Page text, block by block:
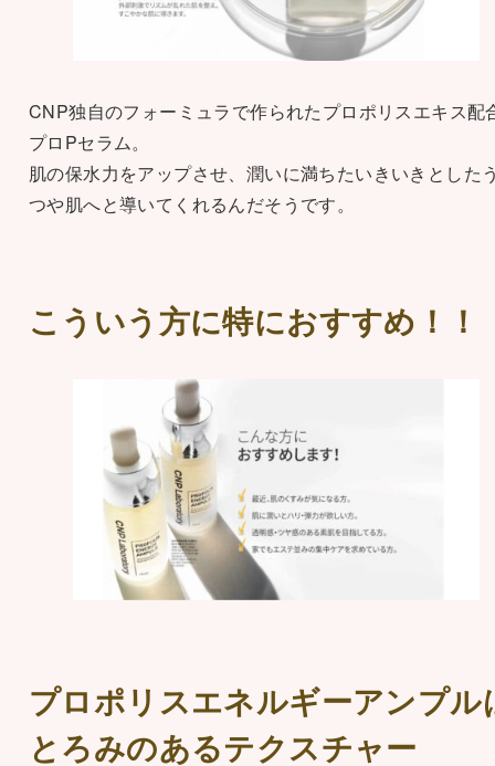
CNP独自のフォーミュラで作られたプロポリスエキス配
プロPセラム。
肌の保水力をアップさせ、潤いに満ちたいきいきとした
つや肌へと導いてくれるんだそうです。
こういう方に特におすすめ！！
プロポリスエネルギーアンプル
とろみのあるテクスチャー